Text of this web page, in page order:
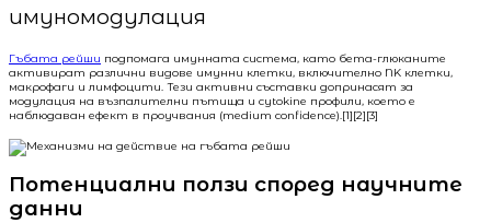
имуномодулация
Гъбата рейши подпомага имунната система, като бета-глюканите
активират различни видове имунни клетки, включително NK клетки,
макрофаги и лимфоцити. Тези активни съставки допринасят за
модулация на възпалителни пътища и cytokine профили, което е
наблюдаван ефект в проучвания (medium confidence).[1][2][3]
Потенциални ползи според научните
данни